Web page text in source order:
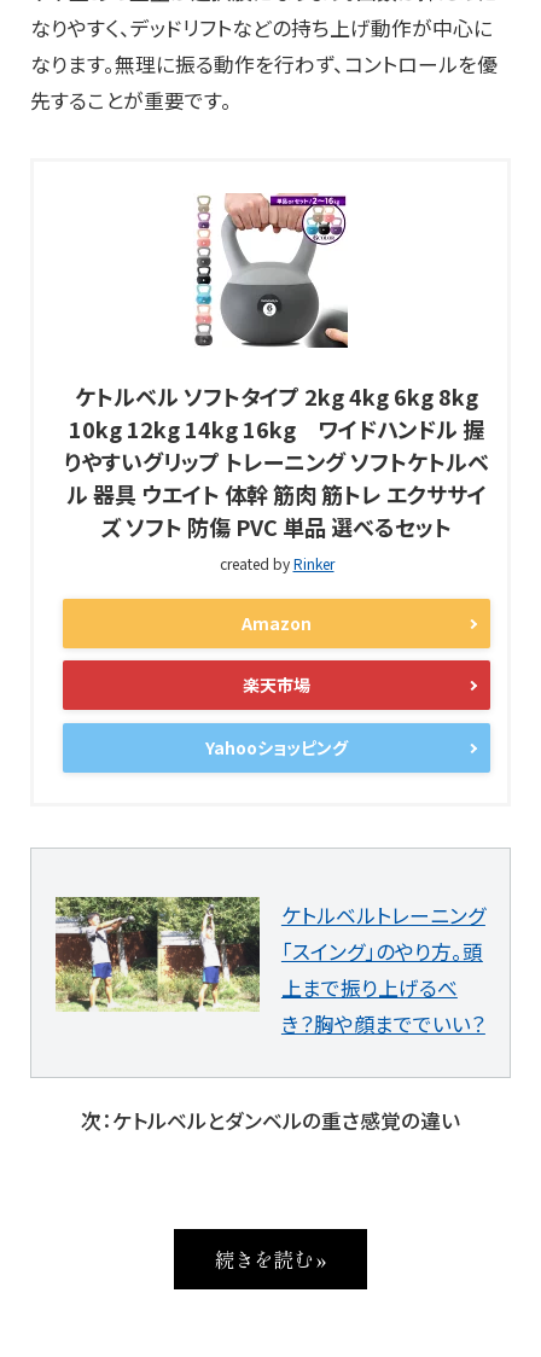
なりやすく、デッドリフトなどの持ち上げ動作が中心に
なります。無理に振る動作を行わず、コントロールを優
先することが重要です。
ケトルベル ソフトタイプ 2kg 4kg 6kg 8kg
10kg 12kg 14kg 16kg ワイドハンドル 握
りやすいグリップ トレーニング ソフトケトルベ
ル 器具 ウエイト 体幹 筋肉 筋トレ エクササイ
ズ ソフト 防傷 PVC 単品 選べるセット
created byRinker
Amazon
楽天市場
Yahooショッピング
ケトルベルトレーニング
「スイング」のやり方。頭
上まで振り上げるべ
き？胸や顔まででいい？
次：ケトルベルとダンベルの重さ感覚の違い
続きを読む »